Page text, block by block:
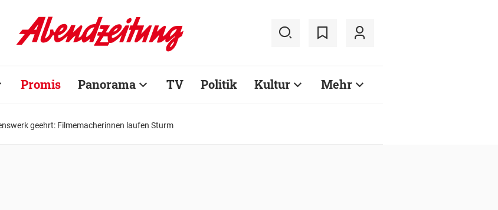
Promis Panorama TV Politik Kultur Mehr
geehrt: Filmemacherinnen laufen Sturm